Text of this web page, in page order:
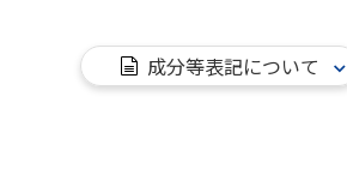
成分等表記について